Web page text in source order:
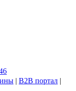
| B2B портал |